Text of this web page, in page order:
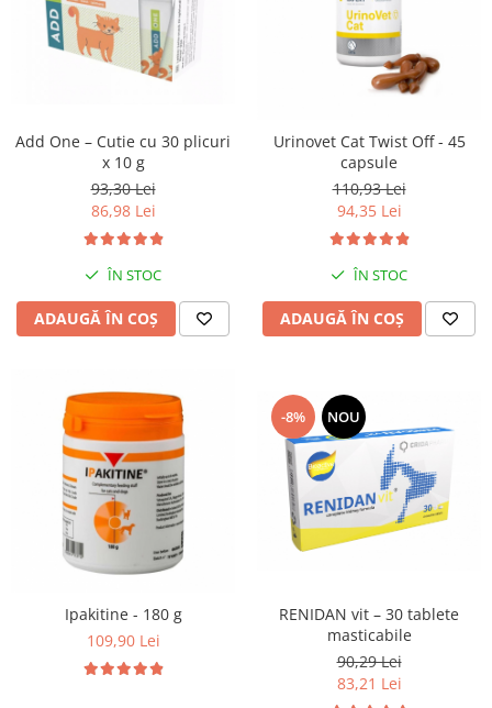
Add One – Cutie cu 30 plicuri
x 10 g
93,30 Lei
86,98 Lei
ÎN STOC
ADAUGĂ ÎN COȘ
Urinovet Cat Twist Off - 45
capsule
110,93 Lei
94,35 Lei
ÎN STOC
ADAUGĂ ÎN COȘ
Ipakitine - 180 g
109,90 Lei
-8% NOU
RENIDAN vit – 30 tablete
masticabile
90,29 Lei
83,21 Lei